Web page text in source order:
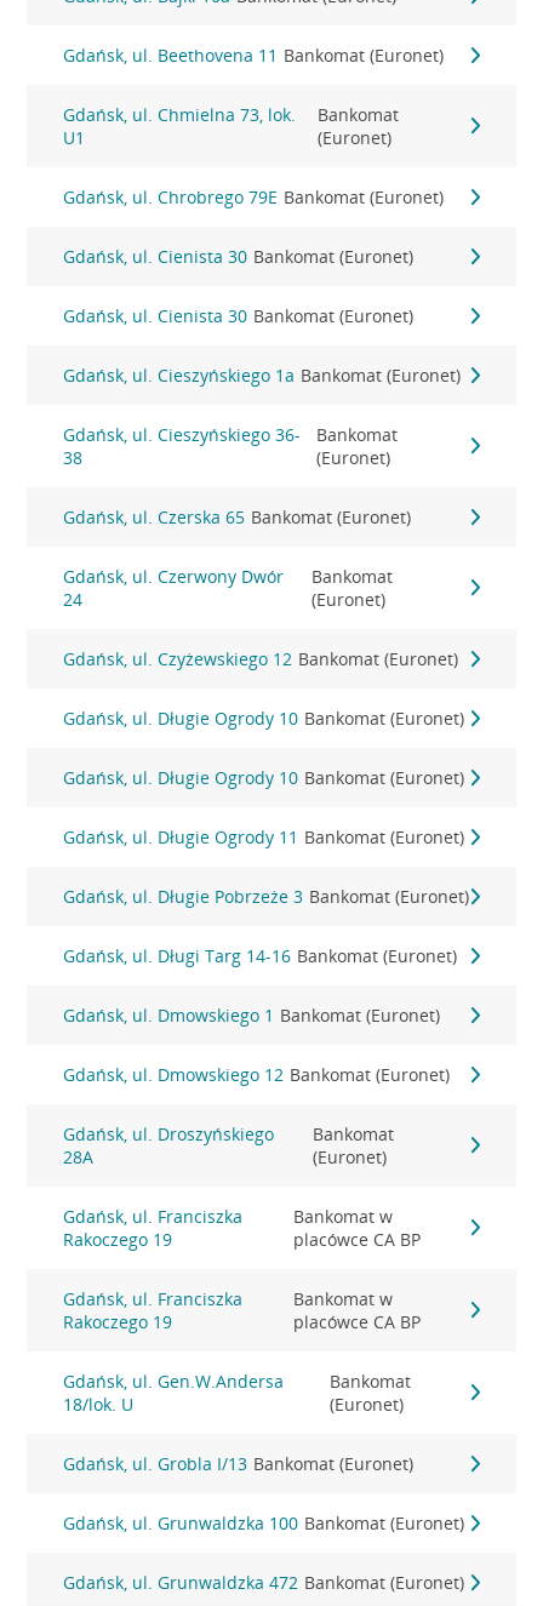
Gdańsk, ul. Beethovena 11 Bankomat (Euronet)
Gdańsk, ul. Chmielna 73, lok.
U1
Bankomat
(Euronet)
Gdańsk, ul. Chrobrego 79E Bankomat (Euronet)
Gdańsk, ul. Cienista 30 Bankomat (Euronet)
Gdańsk, ul. Cienista 30 Bankomat (Euronet)
Gdańsk, ul. Cieszyńskiego 1a Bankomat (Euronet)
Gdańsk, ul. Cieszyńskiego 36-
38
Bankomat
(Euronet)
Gdańsk, ul. Czerska 65 Bankomat (Euronet)
Gdańsk, ul. Czerwony Dwór
24
Bankomat
(Euronet)
Gdańsk, ul. Czyżewskiego 12 Bankomat (Euronet)
Gdańsk, ul. Długie Ogrody 10 Bankomat (Euronet)
Gdańsk, ul. Długie Ogrody 10 Bankomat (Euronet)
Gdańsk, ul. Długie Ogrody 11 Bankomat (Euronet)
Gdańsk, ul. Długie Pobrzeże 3 Bankomat (Euronet)
Gdańsk, ul. Długi Targ 14-16 Bankomat (Euronet)
Gdańsk, ul. Dmowskiego 1 Bankomat (Euronet)
Gdańsk, ul. Dmowskiego 12 Bankomat (Euronet)
Gdańsk, ul. Droszyńskiego
28A
Bankomat
(Euronet)
Gdańsk, ul. Franciszka
Rakoczego 19
Bankomat w
placówce CA BP
Gdańsk, ul. Franciszka
Rakoczego 19
Bankomat w
placówce CA BP
Gdańsk, ul. Gen.W.Andersa
18/lok. U
Bankomat
(Euronet)
Gdańsk, ul. Grobla I/13 Bankomat (Euronet)
Gdańsk, ul. Grunwaldzka 100 Bankomat (Euronet)
Gdańsk, ul. Grunwaldzka 472 Bankomat (Euronet)